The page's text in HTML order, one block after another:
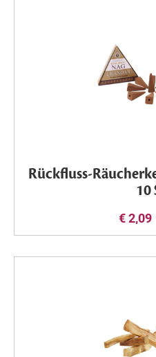
Rückfluss-
10
€ 2,09